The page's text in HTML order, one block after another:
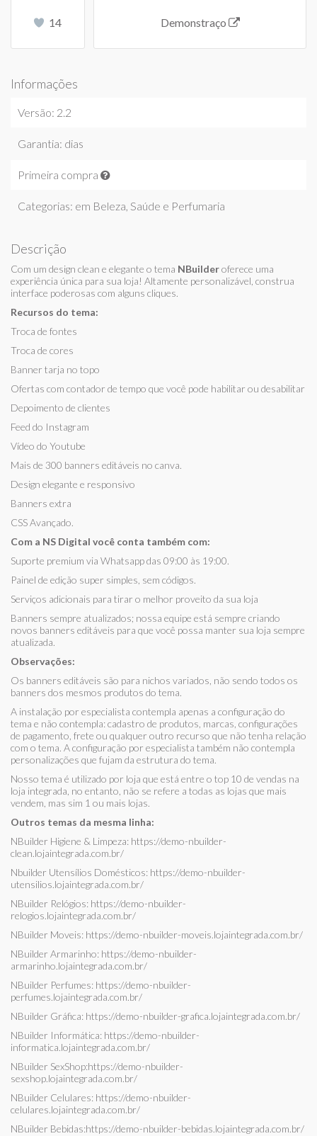
14 Demonstraço
Informações
Versão: 2.2
Garantia: dias
Primeira compra
Categorias: em Beleza, Saúde e Perfumaria
Descrição
Com um design clean e elegante o tema NBuilderoferece uma
experiência única para sua loja! Altamente personalizável, construa
interface poderosas com alguns cliques.
Recursos do tema:
Troca de fontes
Troca de cores
Banner tarja no topo
Ofertas com contador de tempo que você pode habilitar ou desabilitar
Depoimento de clientes
Feed do Instagram
Vídeo do Youtube
Mais de 300 banners editáveis no canva.
Design elegante e responsivo
Banners extra
CSS Avançado.
Com a NS Digital você conta também com:
Suporte premium via Whatsapp das 09:00 às 19:00.
Painel de edição super simples, sem códigos.
Serviços adicionais para tirar o melhor proveito da sua loja
Banners sempre atualizados; nossa equipe está sempre criando
novos banners editáveis para que você possa manter sua loja sempre
atualizada.
Observações:
Os banners editáveis são para nichos variados, não sendo todos os
banners dos mesmos produtos do tema.
A instalação por especialista contempla apenas a configuração do
tema e não contempla: cadastro de produtos, marcas, configurações
de pagamento, frete ou qualquer outro recurso que não tenha relação
com o tema. A configuração por especialista também não contempla
personalizações que fujam da estrutura do tema.
Nosso tema é utilizado por loja que está entre o top 10 de vendas na
loja integrada, no entanto, não se refere a todas as lojas que mais
vendem, mas sim 1 ou mais lojas.
Outros temas da mesma linha:
NBuilder Higiene & Limpeza: https://demo-nbuilder-
clean.lojaintegrada.com.br/
Nbuilder Utensílios Domésticos: https://demo-nbuilder-
utensilios.lojaintegrada.com.br/
NBuilder Relógios: https://demo-nbuilder-
relogios.lojaintegrada.com.br/
NBuilder Moveis: https://demo-nbuilder-moveis.lojaintegrada.com.br/
NBuilder Armarinho: https://demo-nbuilder-
armarinho.lojaintegrada.com.br/
NBuilder Perfumes: https://demo-nbuilder-
perfumes.lojaintegrada.com.br/
NBuilder Gráfica: https://demo-nbuilder-grafica.lojaintegrada.com.br/
NBuilder Informática: https://demo-nbuilder-
informatica.lojaintegrada.com.br/
NBuilder SexShop:https://demo-nbuilder-
sexshop.lojaintegrada.com.br/
NBuilder Celulares: https://demo-nbuilder-
celulares.lojaintegrada.com.br/
NBuilder Bebidas:https://demo-nbuilder-bebidas.lojaintegrada.com.br/